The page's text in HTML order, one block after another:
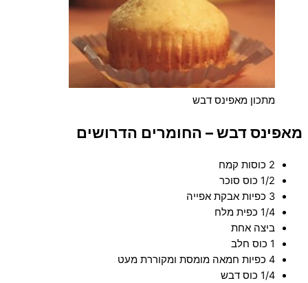
מתכון מאפינס דבש
מאפינס דבש – החומרים הדרושים
2 כוסות קמח
1/2 כוס סוכר
3 כפיות אבקת אפייה
1/4 כפית מלח
ביצה אחת
1 כוס חלב
4 כפיות חמאה מומסת ומקוררת מעט
1/4 כוס דבש